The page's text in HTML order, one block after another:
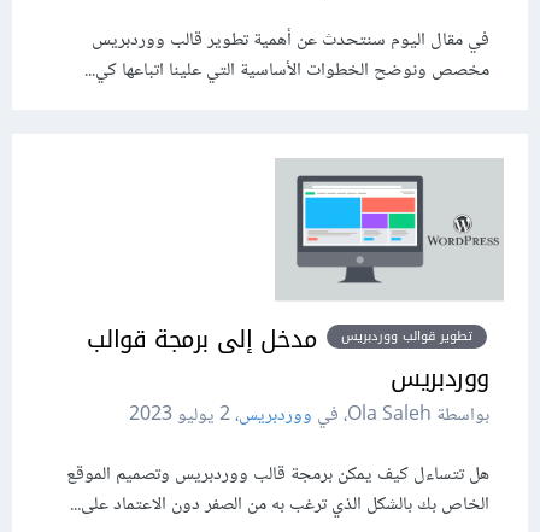
في مقال اليوم سنتحدث عن أهمية تطوير قالب ووردبريس
مخصص ونوضح الخطوات الأساسية التي علينا اتباعها كي...
تطوير قوالب ووردبريس
مدخل إلى برمجة قوالب
ووردبريس
بواسطة Ola Saleh، في ووردبريس،2 يوليو 2023
هل تتساءل كيف يمكن برمجة قالب ووردبريس وتصميم الموقع
الخاص بك بالشكل الذي ترغب به من الصفر دون الاعتماد على...